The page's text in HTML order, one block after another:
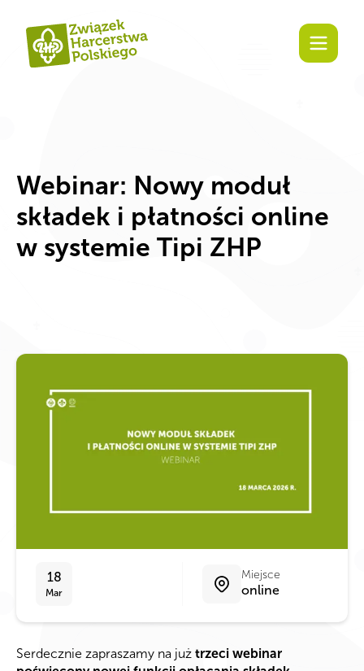
Webinar: Nowy moduł
składek i płatności online
w systemie Tipi ZHP
18
Mar
Miejsce
online
Serdecznie zapraszamy na już trzeci webinar